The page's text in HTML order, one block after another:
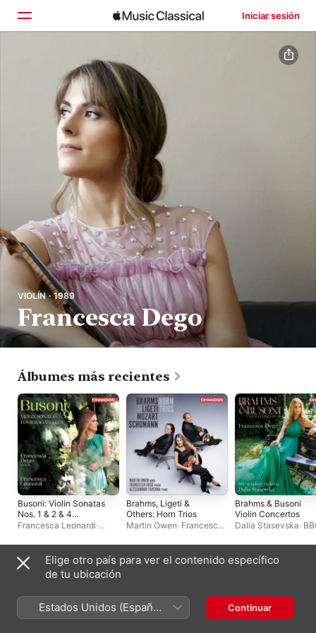
Iniciar sesión
Inicio
Explorar
Buscar
VIOLÍN · 1989
Francesca Dego
Álbumes más recientes
Busoni: Violin Sonatas
Nos. 1 & 2 & 4
Bagatelles
Francesca Leonardi·
Brahms, Ligeti &
Others: Horn Trios
Martin Owen· Francesca
Taverna
Brahms & Busoni
Violin Concertos
Dalia Stasevska·
Francesca Dego
Álbumes en vivo
Elige otro país para ver el contenido específico
de tu ubicación
Estados Unidos (Español
México)
Continuar